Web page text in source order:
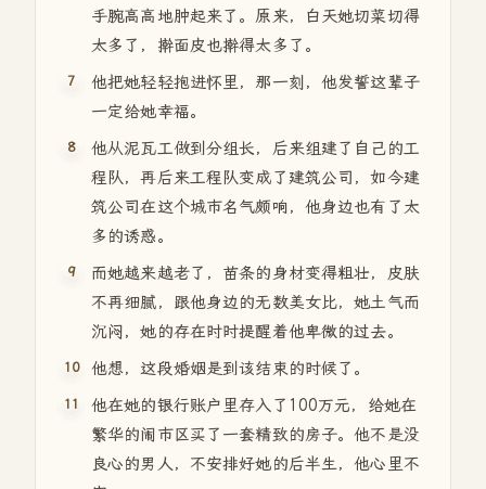
手腕高高地肿起来了。原来，白天她切菜切得
太多了，擀面皮也擀得太多了。
他把她轻轻抱进怀里，那一刻，他发誓这辈子
一定给她幸福。
他从泥瓦工做到分组长，后来组建了自己的工
程队，再后来工程队变成了建筑公司，如今建
筑公司在这个城市名气颇响，他身边也有了太
多的诱惑。
而她越来越老了，苗条的身材变得粗壮，皮肤
不再细腻，跟他身边的无数美女比，她土气而
沉闷，她的存在时时提醒着他卑微的过去。
他想，这段婚姻是到该结束的时候了。
他在她的银行账户里存入了100万元，给她在
繁华的闹市区买了一套精致的房子。他不是没
良心的男人，不安排好她的后半生，他心里不